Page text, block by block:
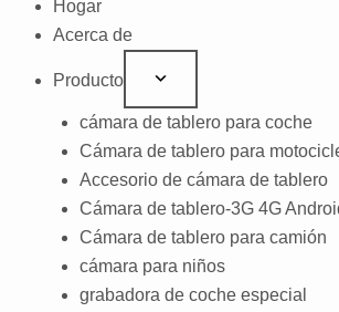
Hogar
Acerca de
Producto
cámara de tablero para coche
Cámara de tablero para
Accesorio de cámara de tablero
Cámara de tablero-3G 4G
Cámara de tablero para camión
cámara para niños
grabadora de coche especial